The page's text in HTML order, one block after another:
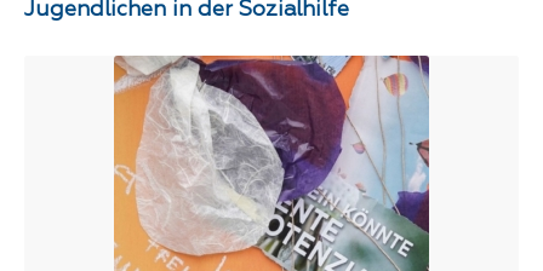
Jugendlichen in der Sozialhilfe